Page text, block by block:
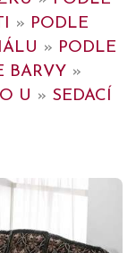
» PODLE
» PODLE
BARVY »
U » SEDACÍ